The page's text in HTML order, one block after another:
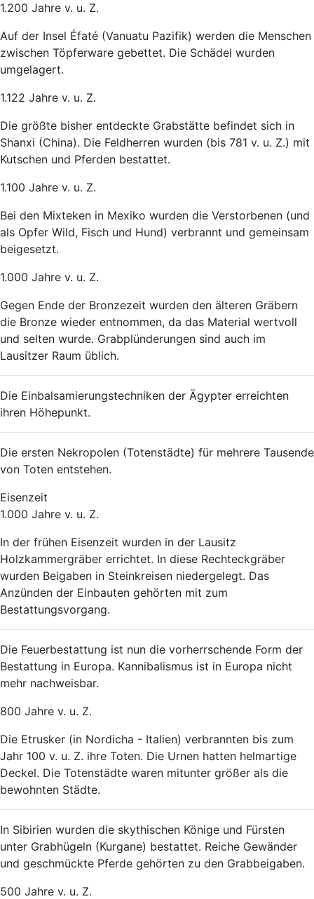
1.200 Jahre v. u. Z.
Auf der Insel Éfaté (Vanuatu Pazifik) werden die Menschen
zwischen Töpferware gebettet. Die Schädel wurden
umgelagert.
1.122 Jahre v. u. Z.
Die größte bisher entdeckte Grabstätte befindet sich in
Shanxi (China). Die Feldherren wurden (bis 781 v. u. Z.) mit
Kutschen und Pferden bestattet.
1.100 Jahre v. u. Z.
Bei den Mixteken in Mexiko wurden die Verstorbenen (und
als Opfer Wild, Fisch und Hund) verbrannt und gemeinsam
beigesetzt.
1.000 Jahre v. u. Z.
Gegen Ende der Bronzezeit wurden den älteren Gräbern
die Bronze wieder entnommen, da das Material wertvoll
und selten wurde. Grabplünderungen sind auch im
Lausitzer Raum üblich.
Die Einbalsamierungstechniken der Ägypter erreichten
ihren Höhepunkt.
Die ersten Nekropolen (Totenstädte) für mehrere Tausende
von Toten entstehen.
Eisenzeit
1.000 Jahre v. u. Z.
In der frühen Eisenzeit wurden in der Lausitz
Holzkammergräber errichtet. In diese Rechteckgräber
wurden Beigaben in Steinkreisen niedergelegt. Das
Anzünden der Einbauten gehörten mit zum
Bestattungsvorgang.
Die Feuerbestattung ist nun die vorherrschende Form der
Bestattung in Europa. Kannibalismus ist in Europa nicht
mehr nachweisbar.
800 Jahre v. u. Z.
Die Etrusker (in Nordicha - Italien) verbrannten bis zum
Jahr 100 v. u. Z. ihre Toten. Die Urnen hatten helmartige
Deckel. Die Totenstädte waren mitunter größer als die
bewohnten Städte.
In Sibirien wurden die skythischen Könige und Fürsten
unter Grabhügeln (Kurgane) bestattet. Reiche Gewänder
und geschmückte Pferde gehörten zu den Grabbeigaben.
500 Jahre v. u. Z.